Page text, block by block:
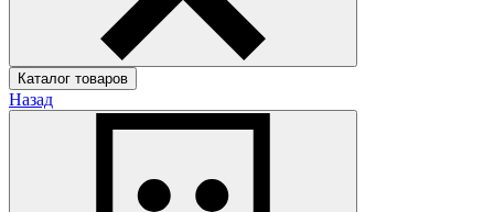
Каталог товаров
Назад